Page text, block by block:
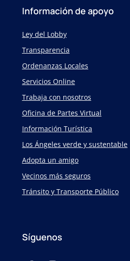
Información de apoyo
Ley del Lobby
Transparencia
Ordenanzas Locales
Servicios Online
Trabaja con nosotros
Oficina de Partes Virtual
Información Turística
Los Ángeles verde y sustentable
Adopta un amigo
Vecinos más seguros
Tránsito y Transporte Público
Síguenos